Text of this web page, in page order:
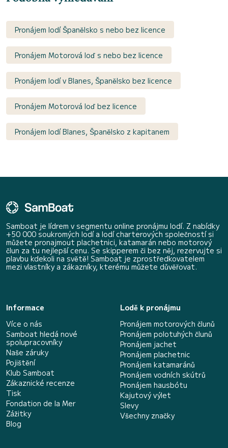
Pronájem lodí Španělsko s nebo bez licence
Pronájem Motorová loď s nebo bez licence
Pronájem lodí v Blanes, Španělsko bez licence
Pronájem Motorová loď bez licence
Pronájem lodí Blanes, Španělsko z kapitanem
Samboat je lídrem v segmentu online pronájmu lodí. Z nabídky
+50 000 soukromých lodí a lodí charterových společností si
můžete pronajmout plachetnici, katamarán nebo motorový
člun za tu nejlepší cenu. Se skipperem či bez něj, rezervujte si
plavbu kdekoli na světě! Samboat je zprostředkovatelem
mezi vlastníky a zákazníky, kterému můžete důvěřovat.
Informace
Více o nás
Samboat hledá nové
spolupracovníky
Naše záruky
Pojištění
Klub Samboat
Zákaznické recenze
Tisk
Fondation de la Mer
Zážitky
Blog
Lodě k pronájmu
Pronájem motorových člunů
Pronájem polotuhých člunů
Pronájem jachet
Pronájem plachetnic
Pronájem katamaránů
Pronájem vodních skútrů
Pronájem hausbótu
Kajutový výlet
Slevy
Všechny značky